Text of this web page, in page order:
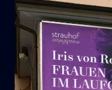
DER
NEUE
PRINZENSPIEGEL